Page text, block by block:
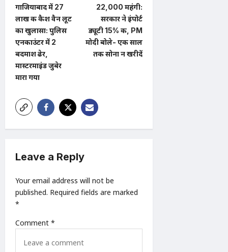
t
n
a
v
i
a
o
गाजियाबाद में 27
लाख की कैश वैन लूट
का खुलासा: पुलिस
एनकाउंटर में 2
बदमाश ढेर,
मास्टरमाइंड जुबेर
मारा गया
₹22,000 महंगी:
सरकार ने इंपोर्ट
ड्यूटी 15% की, PM
मोदी बोले- एक साल
तक सोना न खरीदें
Leave a Reply
Your email address will not be
published. Required fields are marked
*
Comment *